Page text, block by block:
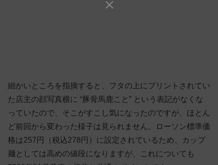
細かいところを指摘すると、フタの上にプリントされてい
た店主の顔写真横に “豚骨馬鹿こと” という表記がなくな
っていたので、そこがすこし気になったのですが、ほとん
ど前回から変わった様子は見られません。ローソン標準価
格は257円（税込278円）に設定されているため、カップ
麺としては高めの値段になりますが、これについても